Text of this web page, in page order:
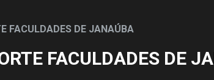
FACULDADES DE JANAÚBA
FACULDADES DE